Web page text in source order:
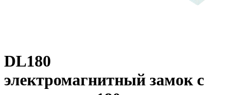
DL180
электромагнитный замок с